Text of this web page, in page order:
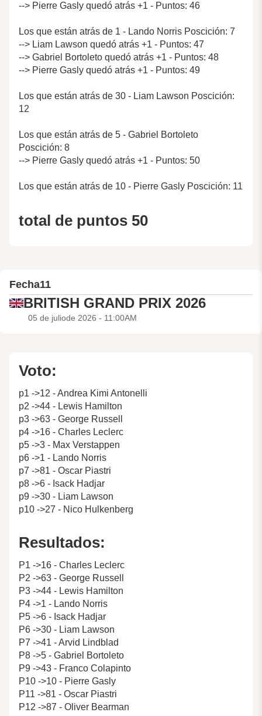
--> Pierre Gasly quedó atrás +1 - Puntos: 46
Los que están atrás de 1 - Lando Norris Poscición: 7
--> Liam Lawson quedó atrás +1 - Puntos: 47
--> Gabriel Bortoleto quedó atrás +1 - Puntos: 48
--> Pierre Gasly quedó atrás +1 - Puntos: 49
Los que están atrás de 30 - Liam Lawson Poscición:
12
Los que están atrás de 5 - Gabriel Bortoleto
Poscición: 8
--> Pierre Gasly quedó atrás +1 - Puntos: 50
Los que están atrás de 10 - Pierre Gasly Poscición: 11
total de puntos 50
Fecha11
BRITISH GRAND PRIX 2026
05 de juliode 2026 - 11:00AM
Voto:
p1 ->12 - Andrea Kimi Antonelli
p2 ->44 - Lewis Hamilton
p3 ->63 - George Russell
p4 ->16 - Charles Leclerc
p5 ->3 - Max Verstappen
p6 ->1 - Lando Norris
p7 ->81 - Oscar Piastri
p8 ->6 - Isack Hadjar
p9 ->30 - Liam Lawson
p10 ->27 - Nico Hulkenberg
Resultados:
P1 ->16 - Charles Leclerc
P2 ->63 - George Russell
P3 ->44 - Lewis Hamilton
P4 ->1 - Lando Norris
P5 ->6 - Isack Hadjar
P6 ->30 - Liam Lawson
P7 ->41 - Arvid Lindblad
P8 ->5 - Gabriel Bortoleto
P9 ->43 - Franco Colapinto
P10 ->10 - Pierre Gasly
P11 ->81 - Oscar Piastri
P12 ->87 - Oliver Bearman